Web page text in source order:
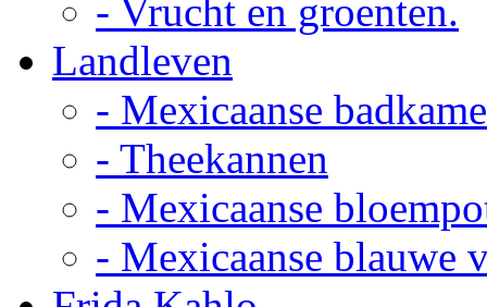
- Vrucht en groenten.
Landleven
- Mexicaanse
- Theekannen
- Mexicaanse
- Mexicaanse blauwe